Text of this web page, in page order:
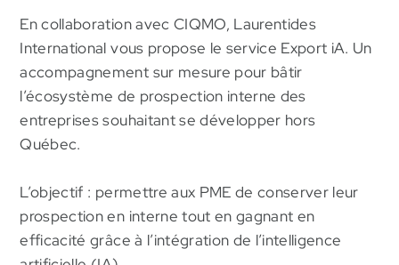
En collaboration avec CIQMO, Laurentides
International vous propose le service Export iA. Un
accompagnement sur mesure pour bâtir
l’écosystème de prospection interne des
entreprises souhaitant se développer hors
Québec.
L’objectif : permettre aux PME de conserver leur
prospection en interne tout en gagnant en
efficacité grâce à l’intégration de l’intelligence